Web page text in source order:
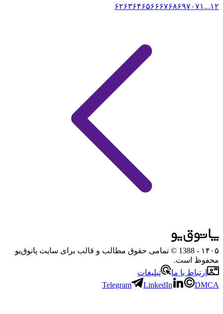
۱۲ ... ۶۲۶۳۶۴۶۵۶۶۶۷۶۸۶۹۷۰۷۱
۱۴۰۵
- 1388 © تمامی حقوق مطالب و قالب برای سایت پاتوق‌یو
محفوظ است.
ارتباط با ما
تبلیغات
Telegram
LinkedIn DMCA